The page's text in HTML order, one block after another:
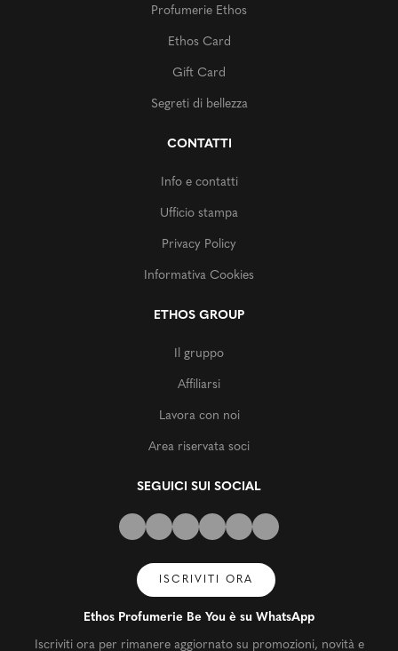
Profumerie Ethos
Ethos Card
Gift Card
Segreti di bellezza
CONTATTI
Info e contatti
Ufficio stampa
Privacy Policy
Informativa Cookies
ETHOS GROUP
Il gruppo
Affiliarsi
Lavora con noi
Area riservata soci
SEGUICI SUI SOCIAL
ISCRIVITI ORA
Ethos Profumerie Be You è su WhatsApp
Iscriviti ora per rimanere aggiornato su promozioni, novità e